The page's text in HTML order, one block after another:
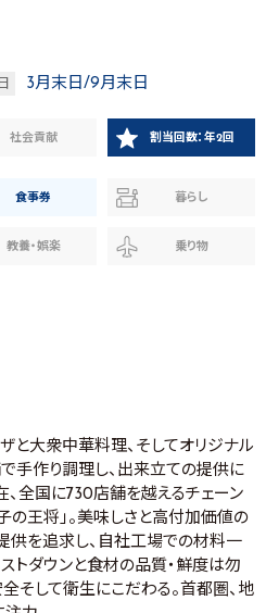
3月末日/9月末日
社会貢献 割当回数：年2回
食事券 暮らし
教養・娯楽 乗り物
と大衆中華料理、そしてオリジナル
手作り調理し、出来立ての提供に
、全国に730店舗を越えるチェーン
の王将」。美味しさと高付加価値の
供を追求し、自社工場での材料一
トダウンと食材の品質・鮮度は勿
全そして衛生にこだわる。首都圏、地